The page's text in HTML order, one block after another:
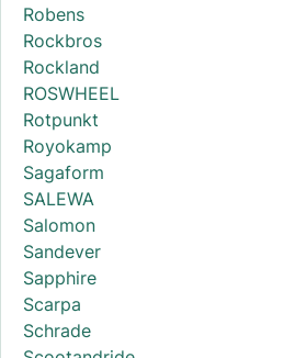
Robens
Rockbros
Rockland
ROSWHEEL
Rotpunkt
Royokamp
Sagaform
SALEWA
Salomon
Sandever
Sapphire
Scarpa
Schrade